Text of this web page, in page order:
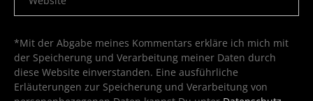
*Mit der Abgabe meines Kommentars erkläre ich mich mit
der Speicherung und Verarbeitung meiner Daten durch
diese Website einverstanden. Eine ausführliche
Erläuterungen zur Speicherung und Verarbeitung von